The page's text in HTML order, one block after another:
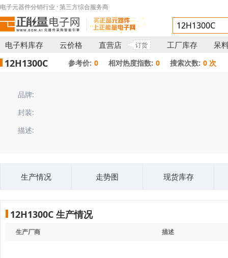
电子元器件分销行业 · 第三方综合服务商
电子料库存 云价格 直营店 订货 工厂库存 呆
12H1300C 参考价: 0 相对热度指数: 0 搜索次数: 0 次
品牌:
封装:
描述:
生产情况 走势图 现货库存
12H1300C 生产情况
生产厂商 描述